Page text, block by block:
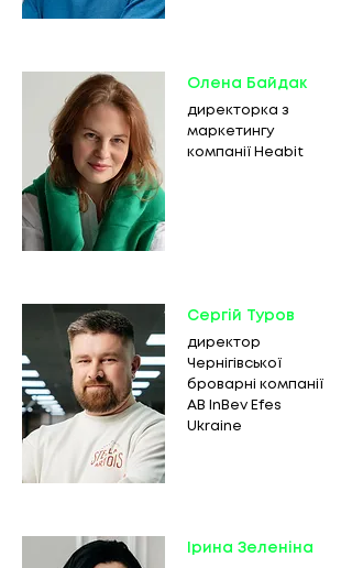
Олена Байдак
директорка з
маркетингу
компанії Heabit
Сергій Туров
директор
Чернігівської
броварні компанії
AB InBev Efes
Ukraine
Ірина Зеленіна